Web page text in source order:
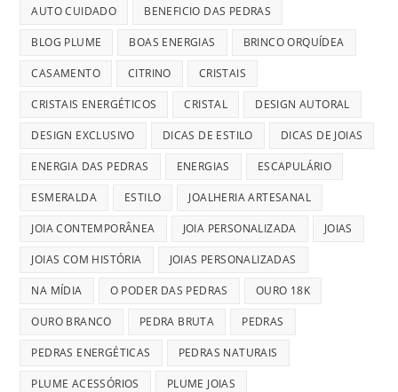
AUTO CUIDADO BENEFICIO DAS PEDRAS
BLOG PLUME BOAS ENERGIAS BRINCO ORQUÍDEA
CASAMENTO CITRINO CRISTAIS
CRISTAIS ENERGÉTICOS CRISTAL DESIGN AUTORAL
DESIGN EXCLUSIVO DICAS DE ESTILO DICAS DE JOIAS
ENERGIA DAS PEDRAS ENERGIAS ESCAPULÁRIO
ESMERALDA ESTILO JOALHERIA ARTESANAL
JOIA CONTEMPORÂNEA JOIA PERSONALIZADA JOIAS
JOIAS COM HISTÓRIA JOIAS PERSONALIZADAS
NA MÍDIA O PODER DAS PEDRAS OURO 18K
OURO BRANCO PEDRA BRUTA PEDRAS
PEDRAS ENERGÉTICAS PEDRAS NATURAIS
PLUME ACESSÓRIOS PLUME JOIAS